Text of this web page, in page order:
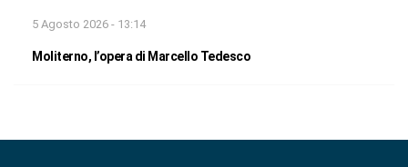
5 Agosto 2026 - 13:14
Moliterno, l’opera di Marcello Tedesco